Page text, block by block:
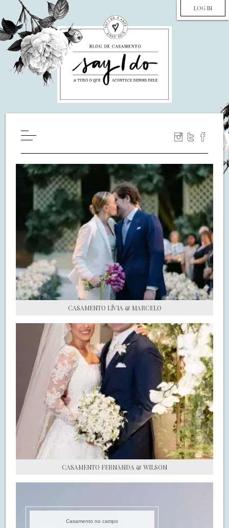
LOG IN
WILL YOU MARRY ME?
LUA DE MEL
COZINHA
DECORAÇÃO
DE NOIVA PRA NOIVA
S.O.S CASADAS
FALE COM O SAY I DO
CASAMENTO LÍVIA & MARCELO
CASAMENTO FERNANDA & WILSON
Casamento no campo